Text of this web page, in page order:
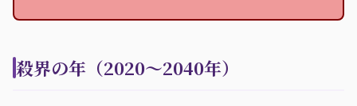
殺界の年（2020〜2040年）